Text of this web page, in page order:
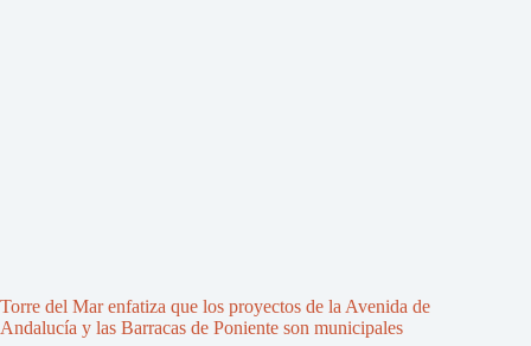
Torre del Mar enfatiza que los proyectos de la Avenida de
Andalucía y las Barracas de Poniente son municipales